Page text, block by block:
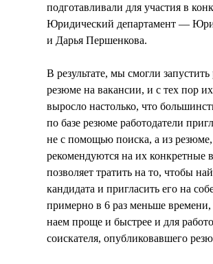
подготавливали для участия в
Юридический департамент —
и Дарья Першенкова.
В результате, мы смогли
резюме на вакансии, и с тех пор
выросло настолько, что
по базе резюме работодатели
не с помощью поиска, а из
рекомендуются на их конкретные
позволяет тратить на то, чтобы
кандидата и пригласить его на
примерно в 6 раз меньше времени,
наем проще и быстрее и для
соискателя, опубликовавшего